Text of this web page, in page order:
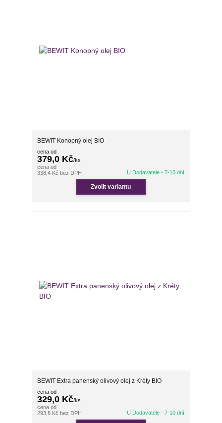
BEWIT Konopný olej BIO
cena od
379,0 Kč/ks
cena od
338,4 Kčbez DPH U Dodavatele - 7-10 dní
Zvolit variantu
BEWIT Extra panenský olivový olej z Kréty BIO
cena od
329,0 Kč/ks
cena od
293,8 Kč bez DPH U Dodavatele - 7-10 dní